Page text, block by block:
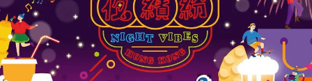
投
資
樓
市